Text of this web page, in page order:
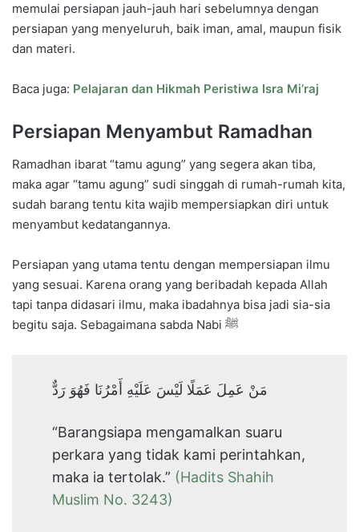
memulai persiapan jauh-jauh hari sebelumnya dengan
persiapan yang menyeluruh, baik iman, amal, maupun fisik
dan materi.
Baca juga: Pelajaran dan Hikmah Peristiwa Isra Mi’raj
Persiapan Menyambut Ramadhan
Ramadhan ibarat “tamu agung” yang segera akan tiba,
maka agar “tamu agung” sudi singgah di rumah-rumah kita,
sudah barang tentu kita wajib mempersiapkan diri untuk
menyambut kedatangannya.
Persiapan yang utama tentu dengan mempersiapan ilmu
yang sesuai. Karena orang yang beribadah kepada Allah
tapi tanpa didasari ilmu, maka ibadahnya bisa jadi sia-sia
مَنْ عَمِلَ عَمَلًا لَيْسَ عَلَيْهِ أَمْرُنَا فَهُوَ رَدٌّ
“Barangsiapa mengamalkan suaru
perkara yang tidak kami perintahkan,
maka ia tertolak.” (Hadits Shahih
Muslim No. 3243)